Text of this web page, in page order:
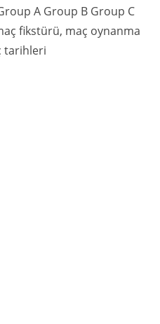
A Group B Group C
fikstürü, maç oynanma
tarihleri